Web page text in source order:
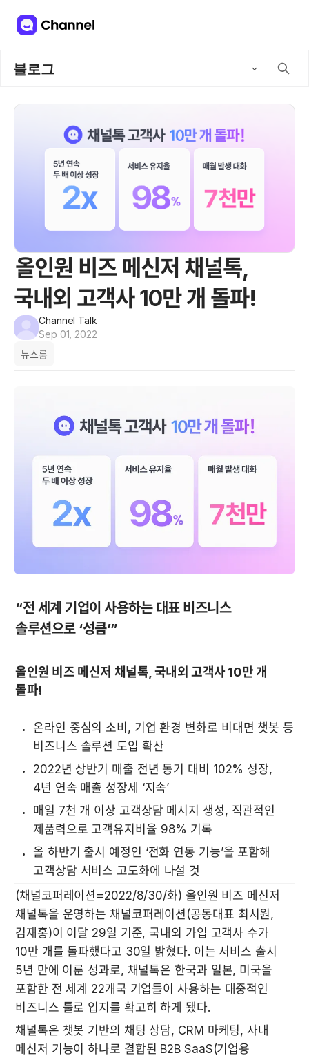
블로그
올인원 비즈 메신저 채널톡,
국내외 고객사 10만 개 돌파!
Channel Talk
Sep 01, 2022
뉴스룸
“전 세계 기업이 사용하는 대표 비즈니스
솔루션으로 ‘성큼’”
올인원 비즈 메신저 채널톡, 국내외 고객사 10만 개
돌파!
온라인 중심의 소비, 기업 환경 변화로 비대면 챗봇 등
비즈니스 솔루션 도입 확산
2022년 상반기 매출 전년 동기 대비 102% 성장,
4년 연속 매출 성장세 ‘지속’
매일 7천 개 이상 고객상담 메시지 생성, 직관적인
제품력으로 고객유지비율 98% 기록
올 하반기 출시 예정인 ‘전화 연동 기능’을 포함해
고객상담 서비스 고도화에 나설 것
(채널코퍼레이션=2022/8/30/화) 올인원 비즈 메신저
채널톡을 운영하는 채널코퍼레이션(공동대표 최시원,
김재홍)이 이달 29일 기준, 국내외 가입 고객사 수가
10만 개를 돌파했다고 30일 밝혔다. 이는 서비스 출시
5년 만에 이룬 성과로, 채널톡은 한국과 일본, 미국을
포함한 전 세계 22개국 기업들이 사용하는 대중적인
비즈니스 툴로 입지를 확고히 하게 됐다.
채널톡은 챗봇 기반의 채팅 상담, CRM 마케팅, 사내
메신저 기능이 하나로 결합된 B2B SaaS(기업용